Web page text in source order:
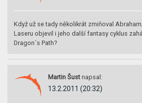
Když už se tady několikrát zmiňoval
Laseru objevil i jeho další fantasy cyklus
Dragon´s Path?
Martin Šust napsal:
13.2.2011 (20:32)